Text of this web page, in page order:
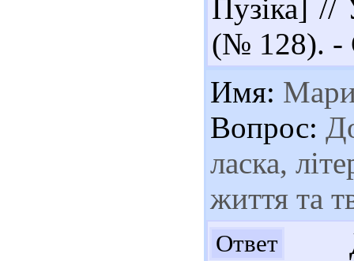
Пузіка] //
(№ 128). -
Имя:
Вопрос:
ласка,
життя та
Ответ